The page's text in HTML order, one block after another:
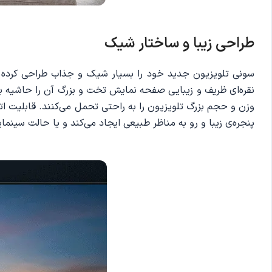
طراحی زیبا و ساختار شیک
نقره‌ای ظریف و زیبایی صفحه نمایش تخت و بزرگ آن را حاشیه
وزن و حجم بزرگ تلویزیون را به راحتی تحمل می‌کنند. قابلیت
پنجره‌ی زیبا و رو به مناظر طبیعی ایجاد می‌کند و یا حالت